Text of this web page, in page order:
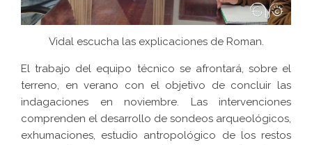
Vidal escucha las explicaciones de Roman.
El trabajo del equipo técnico se afrontará, sobre el
terreno, en verano con el objetivo de concluir las
indagaciones en noviembre. Las intervenciones
comprenden el desarrollo de sondeos arqueológicos,
exhumaciones, estudio antropológico de los restos